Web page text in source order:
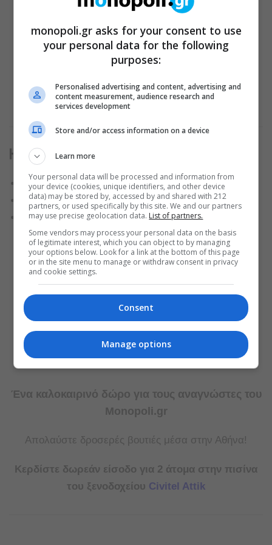
Ημερήσια Πακέτα Εισόδου στην Πισίνα
Δευτέρα-Πέμπτη: 10€ (ενήλικες) | 5€ (παιδιά)
Παρασκευή-Κυριακή: 12€ (ενήλικες) | 6€ (παιδιά)
Δωρεάν για παιδιά έως 5 ετών
Ένα καλοκαιρινό δώρο για τους αναγνώστες του
Monopoli.gr
Απολαύστε δροσερές βουτιές μέσα στην Αθήνα!
Κερδίστε δωρεάν είσοδο για 2 άτομα στην πισίνα
του ξενοδοχείου Civitel Attik
monopoli.gr asks for your consent to use
your personal data for the following
purposes:
Personalised advertising and content, advertising and
content measurement, audience research and
services development
Store and/or access information on a device
Learn more
Your personal data will be processed and information from
your device (cookies, unique identifiers, and other device
data) may be stored by, accessed by and shared with 212
partners, or used specifically by this site. We and our partners
may use precise geolocation data. List of partners.
Some vendors may process your personal data on the basis
of legitimate interest, which you can object to by managing
your options below. Look for a link at the bottom of this page
or in the site menu to manage or withdraw consent in privacy
and cookie settings.
Consent
Manage options